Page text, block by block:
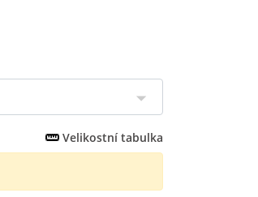
Velikostní tabulka